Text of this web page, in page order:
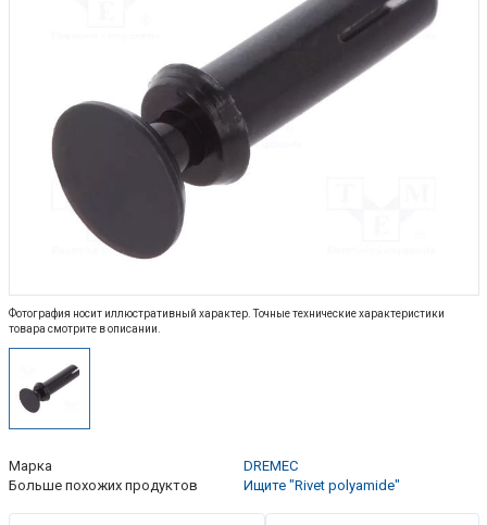
Фотография носит иллюстративный характер. Точные технические характеристики
товара смотрите в описании.
Марка
DREMEC
Больше похожих продуктов
Ищите "Rivet polyamide"